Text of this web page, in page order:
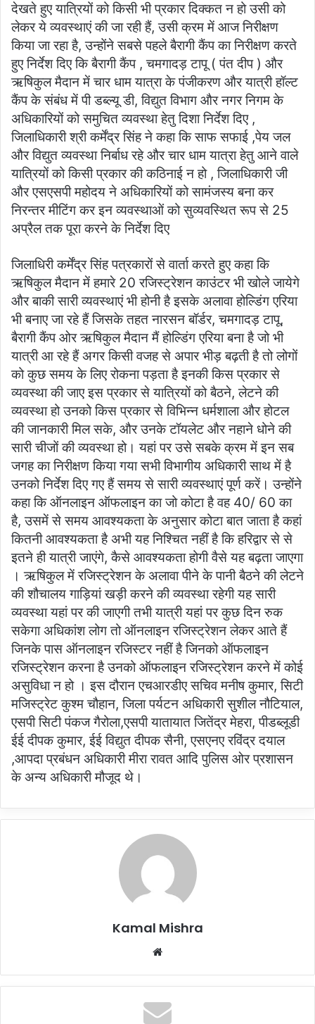
देखते हुए यात्रियों को किसी भी प्रकार दिक्कत न हो उसी को
लेकर ये व्यवस्थाएं की जा रही हैं, उसी क्रम में आज निरीक्षण
किया जा रहा है, उन्होंने सबसे पहले बैरागी कैंप का निरीक्षण करते
हुए निर्देश दिए कि बैरागी कैंप , चमगादड़ टापू ( पंत दीप ) और
ऋषिकुल मैदान में चार धाम यात्रा के पंजीकरण और यात्री हॉल्ट
कैंप के संबंध में पी डब्ल्यू डी, विद्युत विभाग और नगर निगम के
अधिकारियों को समुचित व्यवस्था हेतु दिशा निर्देश दिए ,
जिलाधिकारी श्री कर्मेंद्र सिंह ने कहा कि साफ सफाई ,पेय जल
और विद्युत व्यवस्था निर्बाध रहे और चार धाम यात्रा हेतु आने वाले
यात्रियों को किसी प्रकार की कठिनाई न हो , जिलाधिकारी जी
और एसएसपी महोदय ने अधिकारियों को सामंजस्य बना कर
निरन्तर मीटिंग कर इन व्यवस्थाओं को सुव्यवस्थित रूप से 25
अप्रैल तक पूरा करने के निर्देश दिए
जिलाधिरी कर्मेंद्र सिंह पत्रकारों से वार्ता करते हुए कहा कि
ऋषिकुल मैदान में हमारे 20 रजिस्ट्रेशन काउंटर भी खोले जायेगे
और बाकी सारी व्यवस्थाएं भी होनी है इसके अलावा होल्डिंग एरिया
भी बनाए जा रहे हैं जिसके तहत नारसन बॉर्डर, चमगादड़ टापू,
बैरागी कैंप ओर ऋषिकुल मैदान मैं होल्डिंग एरिया बना है जो भी
यात्री आ रहे हैं अगर किसी वजह से अपार भीड़ बढ़ती है तो लोगों
को कुछ समय के लिए रोकना पड़ता है इनकी किस प्रकार से
व्यवस्था की जाए इस प्रकार से यात्रियों को बैठने, लेटने की
व्यवस्था हो उनको किस प्रकार से विभिन्न धर्मशाला और होटल
की जानकारी मिल सके, और उनके टॉयलेट और नहाने धोने की
सारी चीजों की व्यवस्था हो। यहां पर उसे सबके क्रम में इन सब
जगह का निरीक्षण किया गया सभी विभागीय अधिकारी साथ में है
उनको निर्देश दिए गए हैं समय से सारी व्यवस्थाएं पूर्ण करें। उन्होंने
कहा कि ऑनलाइन ऑफलाइन का जो कोटा है वह 40/ 60 का
है, उसमें से समय आवश्यकता के अनुसार कोटा बात जाता है कहां
कितनी आवश्यकता है अभी यह निश्चित नहीं है कि हरिद्वार से से
इतने ही यात्री जाएंगे, कैसे आवश्यकता होगी वैसे यह बढ़ता जाएगा
। ऋषिकुल में रजिस्ट्रेशन के अलावा पीने के पानी बैठने की लेटने
की शौचालय गाड़ियां खड़ी करने की व्यवस्था रहेगी यह सारी
व्यवस्था यहां पर की जाएगी तभी यात्री यहां पर कुछ दिन रुक
सकेगा अधिकांश लोग तो ऑनलाइन रजिस्ट्रेशन लेकर आते हैं
जिनके पास ऑनलाइन रजिस्टर नहीं है जिनको ऑफलाइन
रजिस्ट्रेशन करना है उनको ऑफलाइन रजिस्ट्रेशन करने में कोई
असुविधा न हो । इस दौरान एचआरडीए सचिव मनीष कुमार, सिटी
मजिस्ट्रेट कुश्म चौहान, जिला पर्यटन अधिकारी सुशील नौटियाल,
एसपी सिटी पंकज गैरोला,एसपी यातायात जितेंद्र मेहरा, पीडब्लूडी
ईई दीपक कुमार, ईई विद्युत दीपक सैनी, एसएनए रविंद्र दयाल
,आपदा प्रबंधन अधिकारी मीरा रावत आदि पुलिस ओर प्रशासन
के अन्य अधिकारी मौजूद थे।
Kamal Mishra
Website